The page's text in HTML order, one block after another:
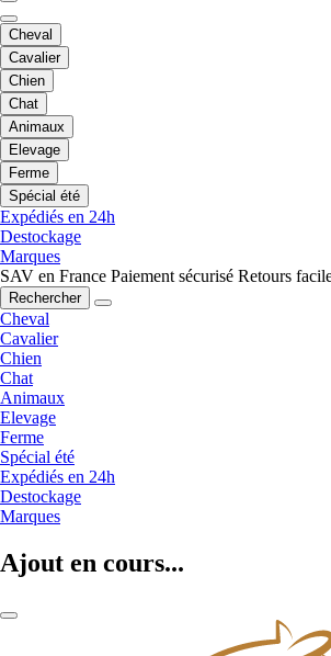
Cheval
Cavalier
Chien
Chat
Animaux
Elevage
Ferme
Spécial été
Expédiés en 24h
Destockage
Marques
SAV en France Paiement sécurisé Retours
Rechercher
Cheval
Cavalier
Chien
Chat
Animaux
Elevage
Ferme
Spécial été
Expédiés en 24h
Destockage
Marques
Ajout en cours...